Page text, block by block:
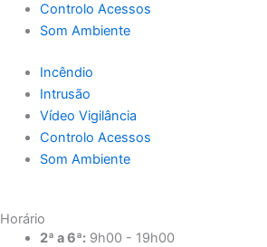
Controlo Acessos
Som Ambiente
Incêndio
Intrusão
Vídeo Vigilância
Controlo Acessos
Som Ambiente
Horário
2ª a 6ª:9h00 - 19h00